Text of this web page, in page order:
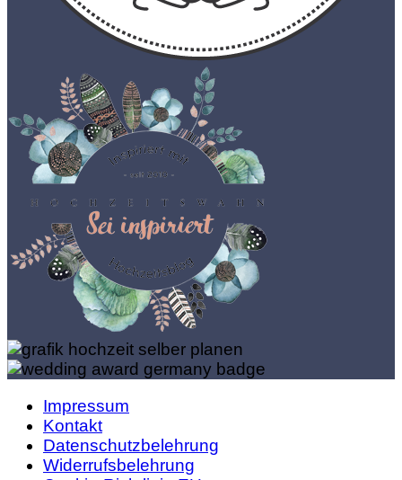
Impressum
Kontakt
Datenschutzbelehrung
Widerrufsbelehrung